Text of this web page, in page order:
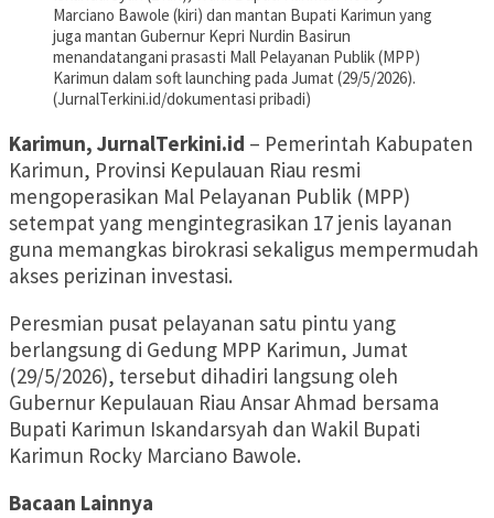
Marciano Bawole (kiri) dan mantan Bupati Karimun yang
juga mantan Gubernur Kepri Nurdin Basirun
menandatangani prasasti Mall Pelayanan Publik (MPP)
Karimun dalam soft launching pada Jumat (29/5/2026).
(JurnalTerkini.id/dokumentasi pribadi)
Karimun, JurnalTerkini.id – Pemerintah Kabupaten
Karimun, Provinsi Kepulauan Riau resmi
mengoperasikan Mal Pelayanan Publik (MPP)
setempat yang mengintegrasikan 17 jenis layanan
guna memangkas birokrasi sekaligus mempermudah
akses perizinan investasi.
Peresmian pusat pelayanan satu pintu yang
berlangsung di Gedung MPP Karimun, Jumat
(29/5/2026), tersebut dihadiri langsung oleh
Gubernur Kepulauan Riau Ansar Ahmad bersama
Bupati Karimun Iskandarsyah dan Wakil Bupati
Karimun Rocky Marciano Bawole.
Bacaan Lainnya